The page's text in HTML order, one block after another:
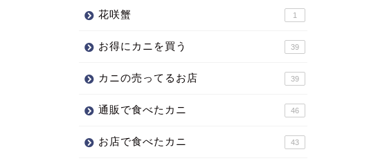
花咲蟹 1
お得にカニを買う 39
カニの売ってるお店 39
通販で食べたカニ 46
お店で食べたカニ 43